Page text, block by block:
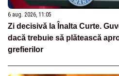
6 aug. 2026, 11:05
Zi decisivă la Înalta Curte.
dacă trebuie să plătească
grefierilor